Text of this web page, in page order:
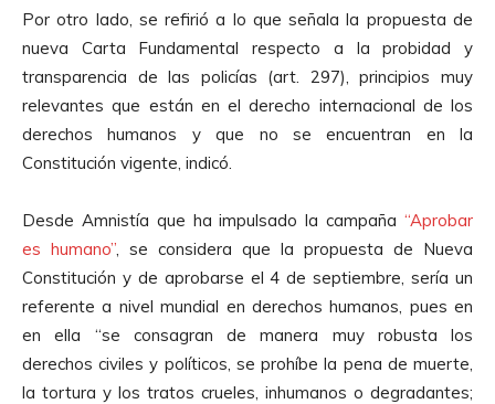
Por otro lado, se refirió a lo que señala la propuesta de
nueva Carta Fundamental respecto a la probidad y
transparencia de las policías (art. 297), principios muy
relevantes que están en el derecho internacional de los
derechos humanos y que no se encuentran en la
Constitución vigente, indicó.
Desde Amnistía que ha impulsado la campaña “Aprobar
es humano” , se considera que la propuesta de Nueva
Constitución y de aprobarse el 4 de septiembre, sería un
referente a nivel mundial en derechos humanos, pues en
en ella “se consagran de manera muy robusta los
derechos civiles y políticos, se prohíbe la pena de muerte,
la tortura y los tratos crueles, inhumanos o degradantes;